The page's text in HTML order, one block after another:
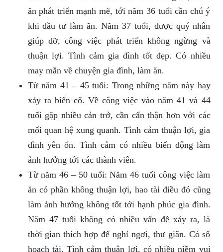
ăn phát triển mạnh mẽ, tới năm 36 tuổi cần chú ý
khi đầu tư làm ăn. Năm 37 tuổi, được quý nhân
giúp đỡ, công việc phát triển không ngừng và
thuận lợi. Tình cảm gia đình tốt đẹp. Có nhiều
may mắn về chuyện gia đình, làm ăn.
Từ năm 41 – 45 tuổi: Trong những năm này hay
xảy ra biến cố. Về công việc vào năm 41 và 44
tuổi gặp nhiều cản trở, cần cẩn thận hơn với các
mối quan hệ xung quanh. Tình cảm thuận lợi, gia
đình yên ổn. Tình cảm có nhiều biến động làm
ảnh hưởng tới các thành viên.
Từ năm 46 – 50 tuổi: Năm 46 tuổi công việc làm
ăn có phần không thuận lợi, hao tài điều đó cũng
làm ảnh hưởng không tốt tới hạnh phúc gia đình.
Năm 47 tuổi không có nhiều vấn đề xảy ra, là
thời gian thích hợp để nghỉ ngơi, thư giãn. Có số
hoạch tài. Tình cảm thuận lợi, có nhiều niềm vui